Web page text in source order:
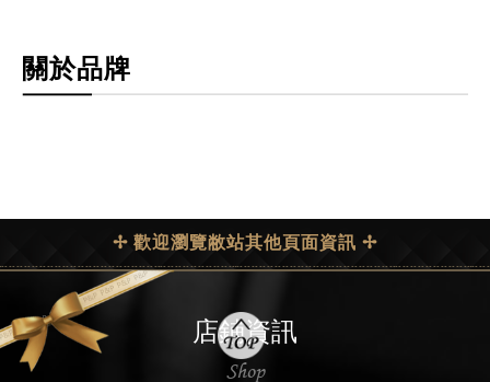
關於品牌
✢ 歡迎瀏覽敝站其他頁面資訊 ✢
店鋪資訊
Shop